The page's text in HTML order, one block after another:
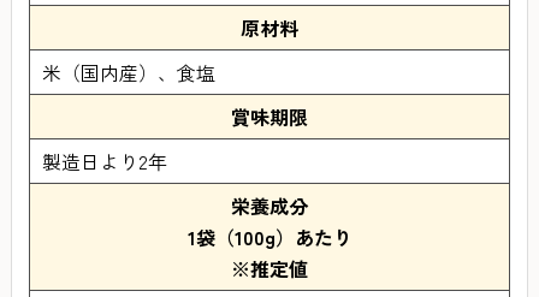
原材料
米（国内産）、食塩
賞味期限
製造日より2年
栄養成分
1袋（100g）あたり
※推定値